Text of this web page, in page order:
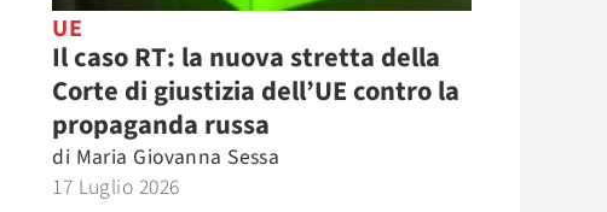
UE
Il caso RT: la nuova stretta della
Corte di giustizia dell’UE contro la
propaganda russa
di Maria Giovanna Sessa
17 Luglio 2026